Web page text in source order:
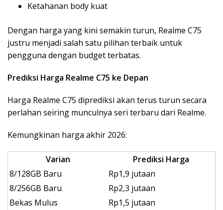
Ketahanan body kuat
Dengan harga yang kini semakin turun, Realme C75
justru menjadi salah satu pilihan terbaik untuk
pengguna dengan budget terbatas.
Prediksi Harga Realme C75 ke Depan
Harga Realme C75 diprediksi akan terus turun secara
perlahan seiring munculnya seri terbaru dari Realme.
Kemungkinan harga akhir 2026:
Varian
Prediksi Harga
8/128GB Baru
Rp1,9 jutaan
8/256GB Baru
Rp2,3 jutaan
Bekas Mulus
Rp1,5 jutaan